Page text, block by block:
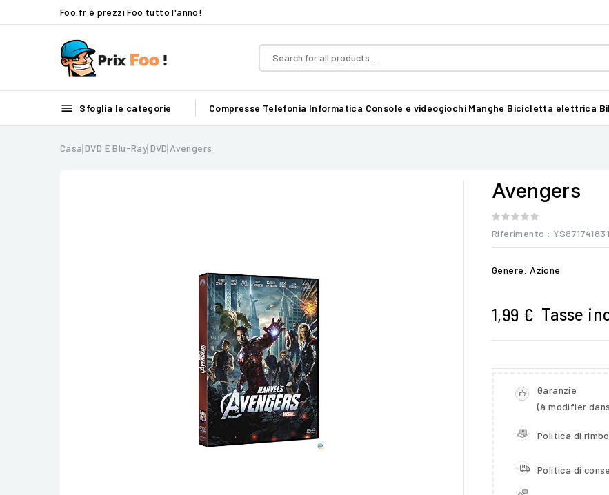
Foo.fr è prezzi Foo tutto l'anno!
 Sfoglia le categorie Compresse Telefonia Informatica Console e videogiochi Manghe Bicicletta elettrica
Casa DVD E Blu-Ray DVD Avengers
Avengers
Riferimento :
Genere: Azione
1,99 € Tasse
Garanzie
(à modifier
Politica di
Politica di